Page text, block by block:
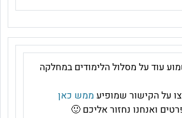
עוד על מסלול הלימודים במחלקה
על הקישור שמופיעממש כאן
ואנחנו נחזור אליכם 🙂